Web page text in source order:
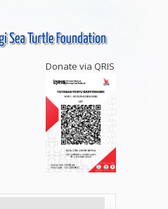
Donate via QRIS